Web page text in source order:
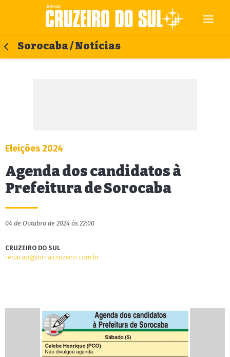
Sorocaba / Notícias
Eleições 2024
Agenda dos candidatos à
Prefeitura de Sorocaba
04 de Outubro de 2024 às 22:00
CRUZEIRO DO SUL
redacao@jornalcruzeiro.com.br